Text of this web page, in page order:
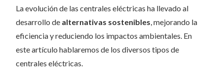
La evolución de las centrales eléctricas ha llevado al
desarrollo de alternativas sostenibles, mejorando la
eficiencia y reduciendo los impactos ambientales. En
este artículo hablaremos de los diversos tipos de
centrales eléctricas.